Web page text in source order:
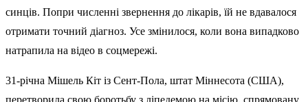
синців. Попри численні звернення до лікарів, їй не вдавалося
отримати точний діагноз. Усе змінилося, коли вона випадково
натрапила на відео в соцмережі.
31-річна Мішель Кіт із Сент-Пола, штат Міннесота (США),